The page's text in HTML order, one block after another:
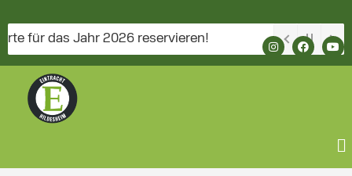
das Jahr 2026 reservieren!